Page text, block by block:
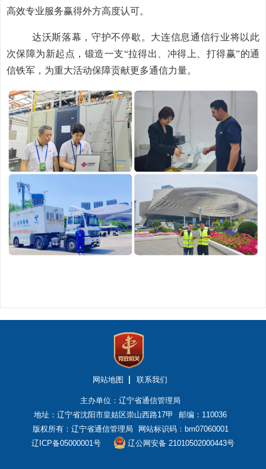
高效专业服务赢得外方高度认可。
达沃斯落幕，守护不停歇。大连信息通信行业将以此
次保障为新起点，锻造一支“拉得出、冲得上、打得赢”的通
信铁军，为重大活动保障贡献更多通信力量。
网站地图 联系我们
主办单位：辽宁省通信管理局
地址：辽宁省沈阳市皇姑区崇山西路17甲
邮编：110036
版权所有：辽宁省通信管理局
网站标识码：bm07060001
辽ICP备05000001号
辽公网安备 21010502000443号